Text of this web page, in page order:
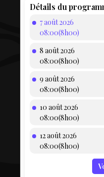
AEQ
Détails du
7 août 2026
08:00(8h00)
8 août 2026
08:00(8h00)
9 août 2026
08:00(8h00)
10 août 2026
08:00(8h00)
12 août 2026
08:00(8h00)